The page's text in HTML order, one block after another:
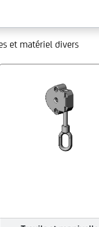
et matériel divers